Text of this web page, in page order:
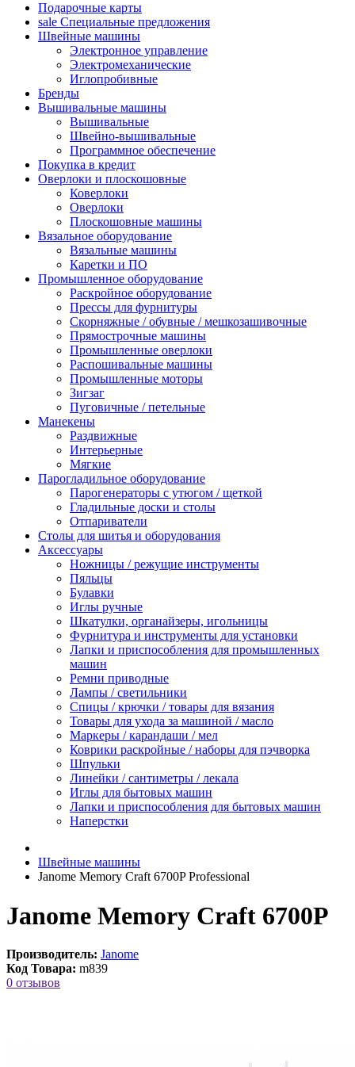
Подарочные карты
sale Специальные предложения
Швейные машины
Электронное управление
Электромеханические
Иглопробивные
Бренды
Вышивальные машины
Вышивальные
Швейно-вышивальные
Программное обеспечение
Покупка в кредит
Оверлоки и плоскошовные
Коверлоки
Оверлоки
Плоскошовные машины
Вязальное оборудование
Вязальные машины
Каретки и ПО
Промышленное оборудование
Раскройное оборудование
Прессы для фурнитуры
Скорняжные / обувные / мешкозашивочные
Прямострочные машины
Промышленные оверлоки
Распошивальные машины
Промышленные моторы
Зигзаг
Пуговичные / петельные
Манекены
Раздвижные
Интерьерные
Мягкие
Парогладильное оборудование
Парогенераторы с утюгом / щеткой
Гладильные доски и столы
Отпариватели
Столы для шитья и оборудования
Аксессуары
Ножницы / режущие инструменты
Пяльцы
Булавки
Иглы ручные
Шкатулки, органайзеры, игольницы
Фурнитура и инструменты для установки
Лапки и приспособления для промышленных
машин
Ремни приводные
Лампы / светильники
Спицы / крючки / товары для вязания
Товары для ухода за машиной / масло
Маркеры / карандаши / мел
Коврики раскройные / наборы для пэчворка
Шпульки
Линейки / сантиметры / лекала
Иглы для бытовых машин
Лапки и приспособления для бытовых машин
Наперстки
Швейные машины
Janome Memory Craft 6700P Professional
Janome Memory Craft 6700P
Производитель: Janome
Код Товара: m839
0 отзывов